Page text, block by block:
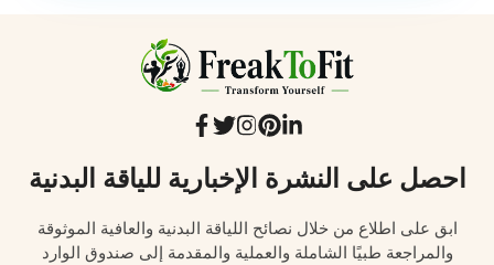
احصل على النشرة الإخبارية للياقة البدنية
ابق على اطلاع من خلال نصائح اللياقة البدنية والعافية الموثوقة
والمراجعة طبيًا الشاملة والعملية والمقدمة إلى صندوق الوارد